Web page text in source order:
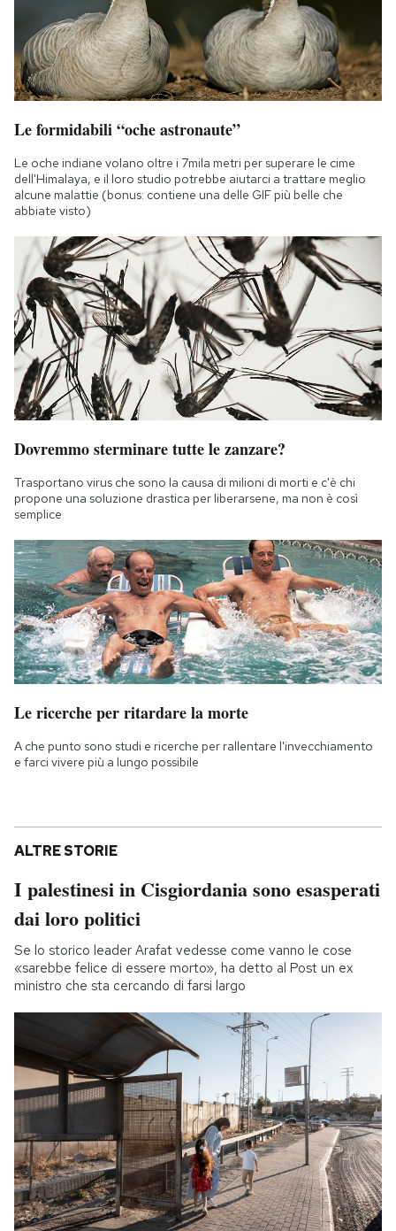
Le formidabili “oche astronaute”
Le oche indiane volano oltre i 7mila metri per superare le cime
dell'Himalaya, e il loro studio potrebbe aiutarci a trattare meglio
alcune malattie (bonus: contiene una delle GIF più belle che
abbiate visto)
Dovremmo sterminare tutte le zanzare?
Trasportano virus che sono la causa di milioni di morti e c'è chi
propone una soluzione drastica per liberarsene, ma non è così
semplice
Le ricerche per ritardare la morte
A che punto sono studi e ricerche per rallentare l'invecchiamento
e farci vivere più a lungo possibile
ALTRE STORIE
I palestinesi in Cisgiordania sono esasperati
dai loro politici
Se lo storico leader Arafat vedesse come vanno le cose
«sarebbe felice di essere morto», ha detto al Post un ex
ministro che sta cercando di farsi largo